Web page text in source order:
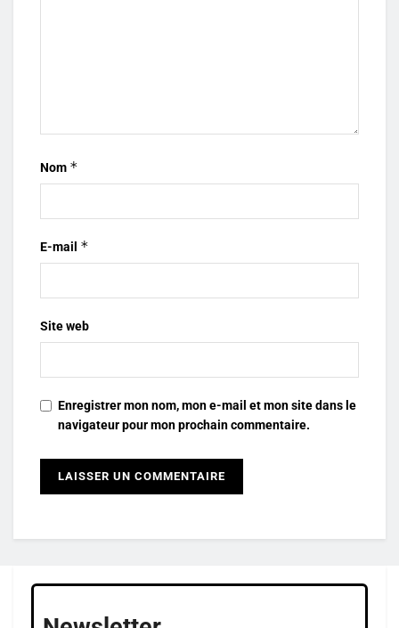
Nom *
E-mail *
Site web
Enregistrer mon nom, mon e-mail et mon site dans le
navigateur pour mon prochain commentaire.